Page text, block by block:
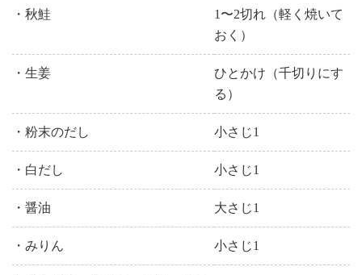
・秋鮭
1〜2切れ（軽く焼いて
おく）
・生姜
ひとかけ（千切りにす
る）
・粉末のだし 小さじ1
・白だし 小さじ1
・醤油 大さじ1
・みりん 小さじ1